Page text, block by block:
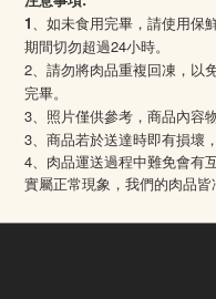
1、如未食用完畢，請使用保
期間切勿超過24小時。
2、請勿將肉品重複回凍，以
完畢。
3、照片僅供參考，商品內容
3、商品若於送達時即有損壞
4、肉品運送過程中難免會有
實屬正常現象，我們的肉品皆